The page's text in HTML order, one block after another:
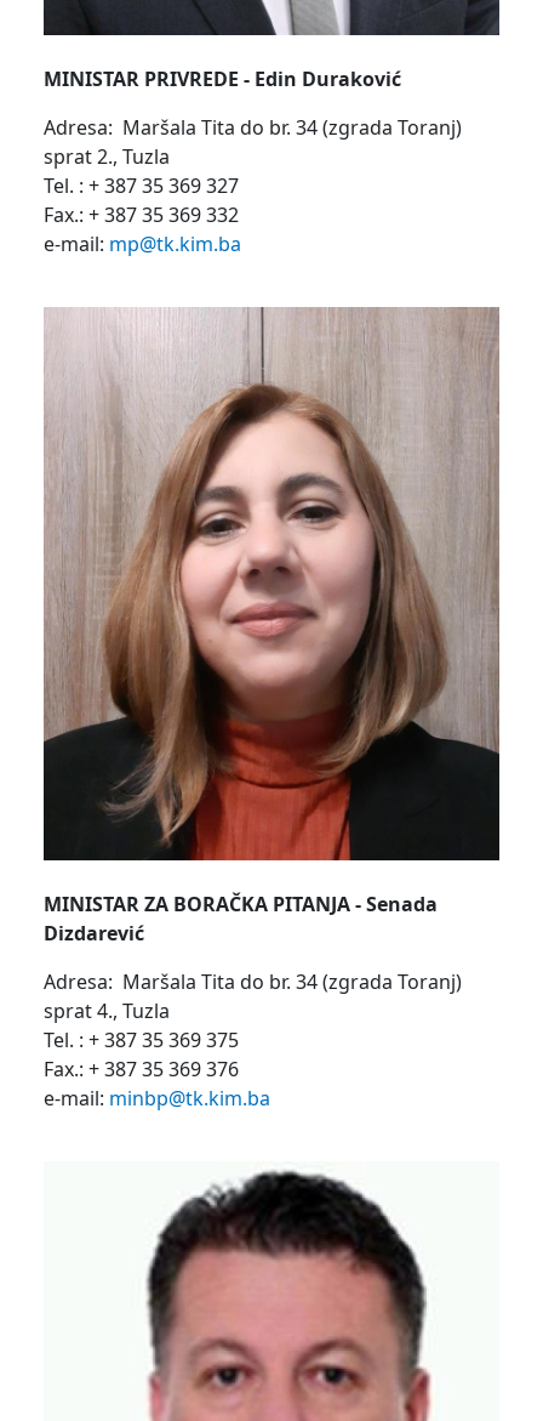
MINISTAR PRIVREDE - Edin Duraković
Adresa: Maršala Tita do br. 34 (zgrada Toranj)
sprat 2., Tuzla
Tel. : + 387 35 369 327
Fax.: + 387 35 369 332
e-mail: mp@tk.kim.ba
MINISTAR ZA BORAČKA PITANJA - Senada
Dizdarević
Adresa: Maršala Tita do br. 34 (zgrada Toranj)
sprat 4., Tuzla
Tel. : + 387 35 369 375
Fax.: + 387 35 369 376
e-mail: minbp@tk.kim.ba